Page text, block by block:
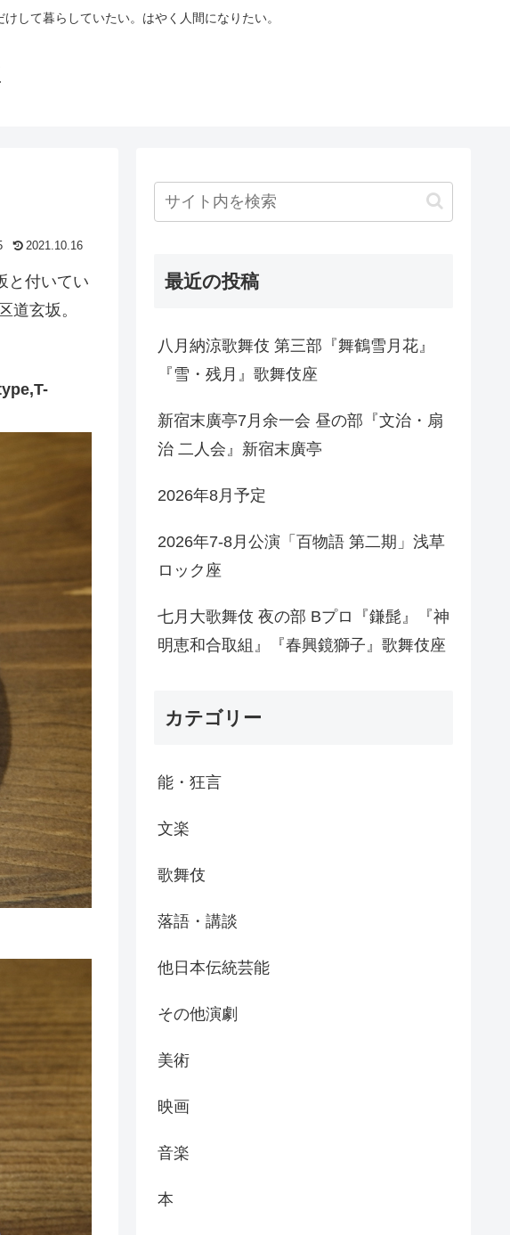
して暮らしていたい。はやく人間になりたい。
2021.10.16
と付いてい
道玄坂。
最近の投稿
八月納涼歌舞伎 第三部『舞鶴雪月花』
『雪・残月』歌舞伎座
新宿末廣亭7月余一会 昼の部『文治・扇
治 二人会』新宿末廣亭
2026年8月予定
2026年7-8月公演「百物語 第二期」浅草
ロック座
七月大歌舞伎 夜の部 Bプロ『鎌髭』『神
明恵和合取組』『春興鏡獅子』歌舞伎座
カテゴリー
能・狂言
文楽
歌舞伎
落語・講談
他日本伝統芸能
その他演劇
美術
映画
音楽
本